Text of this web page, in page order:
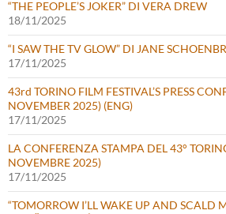
“THE PEOPLE’S JOKER” DI VERA DREW
18/11/2025
“I SAW THE TV GLOW” DI JANE
17/11/2025
43rd TORINO FILM FESTIVAL’S PRESS
NOVEMBER 2025) (ENG)
17/11/2025
LA CONFERENZA STAMPA DEL 43°
NOVEMBRE 2025)
17/11/2025
“TOMORROW I’LL WAKE UP AND SCALD